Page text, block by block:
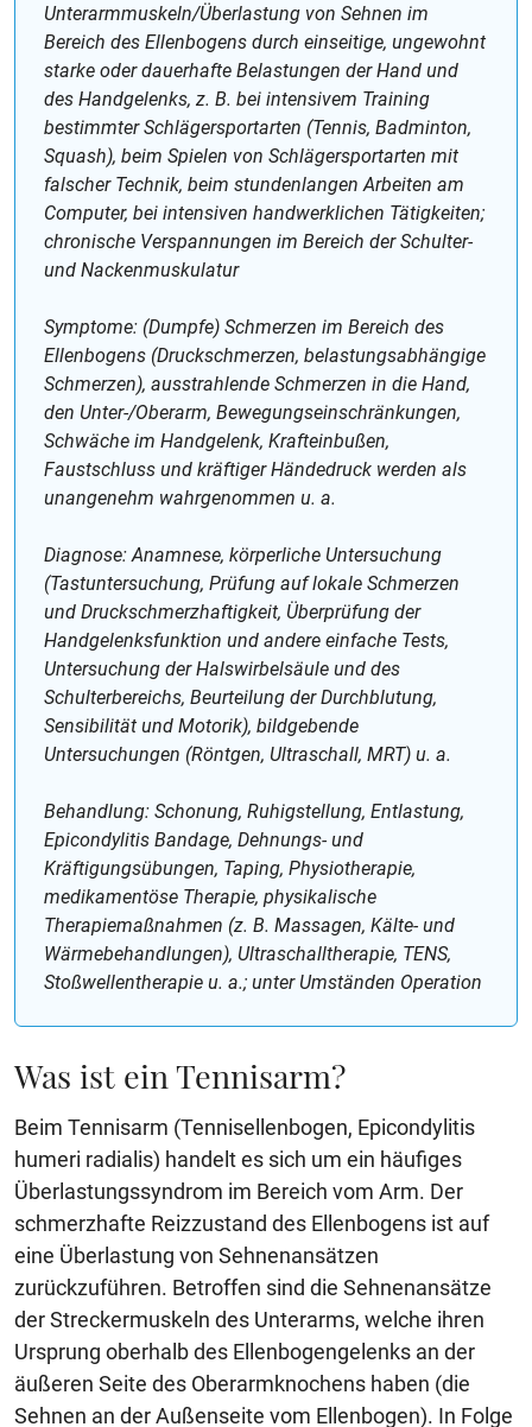
Unterarmmuskeln/Überlastung von Sehnen im
Bereich des Ellenbogens durch einseitige, ungewohnt
starke oder dauerhafte Belastungen der Hand und
des Handgelenks, z. B. bei intensivem Training
bestimmter Schlägersportarten (Tennis, Badminton,
Squash), beim Spielen von Schlägersportarten mit
falscher Technik, beim stundenlangen Arbeiten am
Computer, bei intensiven handwerklichen Tätigkeiten;
chronische Verspannungen im Bereich der Schulter-
und Nackenmuskulatur
Symptome: (Dumpfe) Schmerzen im Bereich des
Ellenbogens (Druckschmerzen, belastungsabhängige
Schmerzen), ausstrahlende Schmerzen in die Hand,
den Unter-/Oberarm, Bewegungseinschränkungen,
Schwäche im Handgelenk, Krafteinbußen,
Faustschluss und kräftiger Händedruck werden als
unangenehm wahrgenommen u. a.
Diagnose: Anamnese, körperliche Untersuchung
(Tastuntersuchung, Prüfung auf lokale Schmerzen
und Druckschmerzhaftigkeit, Überprüfung der
Handgelenksfunktion und andere einfache Tests,
Untersuchung der Halswirbelsäule und des
Schulterbereichs, Beurteilung der Durchblutung,
Sensibilität und Motorik), bildgebende
Untersuchungen (Röntgen, Ultraschall, MRT) u. a.
Behandlung: Schonung, Ruhigstellung, Entlastung,
Epicondylitis Bandage, Dehnungs- und
Kräftigungsübungen, Taping, Physiotherapie,
medikamentöse Therapie, physikalische
Therapiemaßnahmen (z. B. Massagen, Kälte- und
Wärmebehandlungen), Ultraschalltherapie, TENS,
Stoßwellentherapie u. a.; unter Umständen Operation
Was ist ein Tennisarm?
Beim Tennisarm (Tennisellenbogen, Epicondylitis
humeri radialis) handelt es sich um ein häufiges
Überlastungssyndrom im Bereich vom Arm. Der
schmerzhafte Reizzustand des Ellenbogens ist auf
eine Überlastung von Sehnenansätzen
zurückzuführen. Betroffen sind die Sehnenansätze
der Streckermuskeln des Unterarms, welche ihren
Ursprung oberhalb des Ellenbogengelenks an der
äußeren Seite des Oberarmknochens haben (die
Sehnen an der Außenseite vom Ellenbogen). In Folge